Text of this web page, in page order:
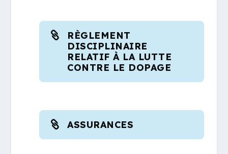
RÈGLEMENT
DISCIPLINAIRE
RELATIF À LA LUTTE
CONTRE LE DOPAGE
ASSURANCES